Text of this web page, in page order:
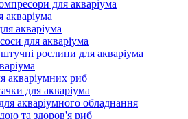
для акваріума
акваріума
акваріума
для акваріума
штучні рослини для акваріума
акваріумних риб
для акваріума
акваріумного обладнання
та здоров'я риб